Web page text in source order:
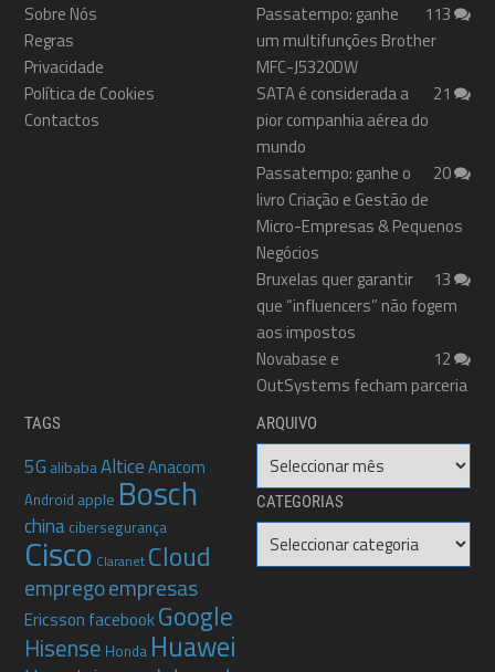
Sobre Nós
Regras
Privacidade
Política de Cookies
Contactos
113
Passatempo: ganhe
um multifunções Brother
MFC-J5320DW
21
SATA é considerada a
pior companhia aérea do
mundo
20
Passatempo: ganhe o
livro Criação e Gestão de
Micro-Empresas & Pequenos
Negócios
13
Bruxelas quer garantir
que “influencers” não fogem
aos impostos
12
Novabase e
OutSystems fecham parceria
TAGS
5G alibabaAlticeAnacom
Android apple Bosch
china cibersegurança
Cisco Claranet Cloud
empregoempresas
Ericsson facebookGoogle
Hisense Honda Huawei
ARQUIVO
Arquivo
CATEGORIAS
Categorias